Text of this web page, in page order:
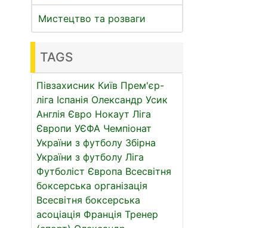
Мистецтво та розваги
TAGS
Півзахисник Київ Прем'єр-
ліга Іспанія Олександр Усик
Англія Євро Нокаут Ліга
Європи УЄФА Чемпіонат
України з футболу Збірна
України з футболу Ліга
Футболіст Європа Всесвітня
боксерська організація
Всесвітня боксерська
асоціація Франція Тренер